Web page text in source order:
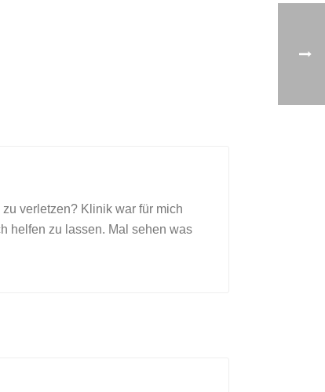
verletzen? Klinik war für mich
helfen zu lassen. Mal sehen was